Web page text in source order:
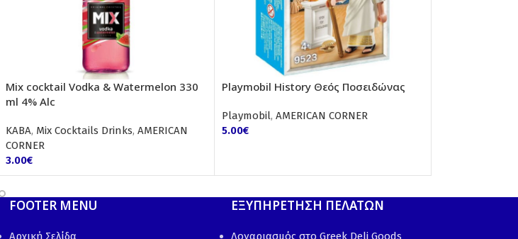
Mix cocktail Vodka & Watermelon 330
ml 4% Alc
ΚΑΒΑ, Mix Cocktails Drinks, AMERICAN
CORNER
3.00€
Playmobil History Θεός Ποσειδώνας
Playmobil, AMERICAN CORNER
5.00€
FOOTER MENU
Αρχική Σελίδα
ΕΞΥΠΗΡΕΤΗΣΗ ΠΕΛΑΤΩΝ
Λογαριασμός στο Greek Deli Goods